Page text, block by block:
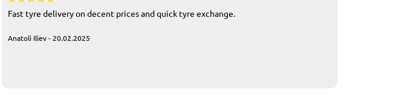
Fast tyre delivery on decent prices and quick tyre exchange.
Anatoli Iliev - 20.02.2025